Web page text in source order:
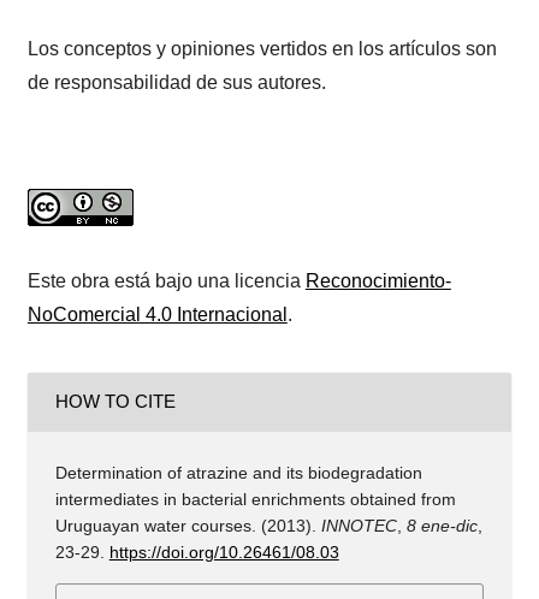
Los conceptos y opiniones vertidos en los artículos son
de responsabilidad de sus autores.
Este obra está bajo una licencia Reconocimiento-
NoComercial 4.0 Internacional .
HOW TO CITE
Determination of atrazine and its biodegradation
intermediates in bacterial enrichments obtained from
Uruguayan water courses. (2013). INNOTEC, 8 ene-dic,
23-29. https://doi.org/10.26461/08.03